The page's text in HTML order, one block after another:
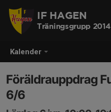
Kalender
IF HAGEN
Träningsgrupp 2014
Föräldrauppdrag
6/6